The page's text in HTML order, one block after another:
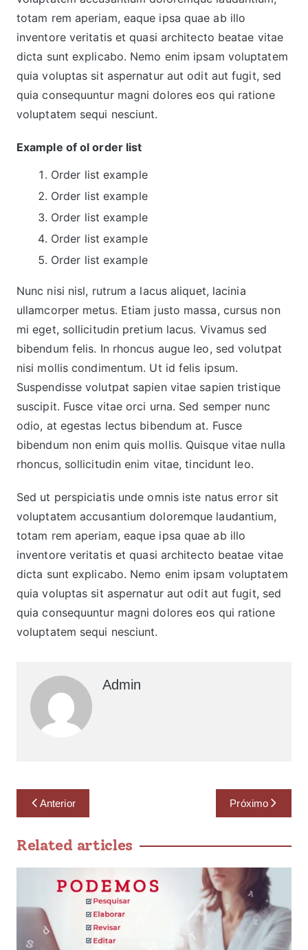
totam rem aperiam, eaque ipsa quae ab illo
inventore veritatis et quasi architecto beatae vitae
dicta sunt explicabo. Nemo enim ipsam voluptatem
quia voluptas sit aspernatur aut odit aut fugit, sed
quia consequuntur magni dolores eos qui ratione
voluptatem sequi nesciunt.
Example of ol order list
Order list example
Order list example
Order list example
Order list example
Order list example
Nunc nisi nisl, rutrum a lacus aliquet, lacinia
ullamcorper metus. Etiam justo massa, cursus non
mi eget, sollicitudin pretium lacus. Vivamus sed
bibendum felis. In rhoncus augue leo, sed volutpat
nisi mollis condimentum. Ut id felis ipsum.
Suspendisse volutpat sapien vitae sapien tristique
suscipit. Fusce vitae orci urna. Sed semper nunc
odio, at egestas lectus bibendum at. Fusce
bibendum non enim quis mollis. Quisque vitae nulla
rhoncus, sollicitudin enim vitae, tincidunt leo.
Sed ut perspiciatis unde omnis iste natus error sit
voluptatem accusantium doloremque laudantium,
totam rem aperiam, eaque ipsa quae ab illo
inventore veritatis et quasi architecto beatae vitae
dicta sunt explicabo. Nemo enim ipsam voluptatem
quia voluptas sit aspernatur aut odit aut fugit, sed
quia consequuntur magni dolores eos qui ratione
voluptatem sequi nesciunt.
Admin
Anterior Próximo
Related articles